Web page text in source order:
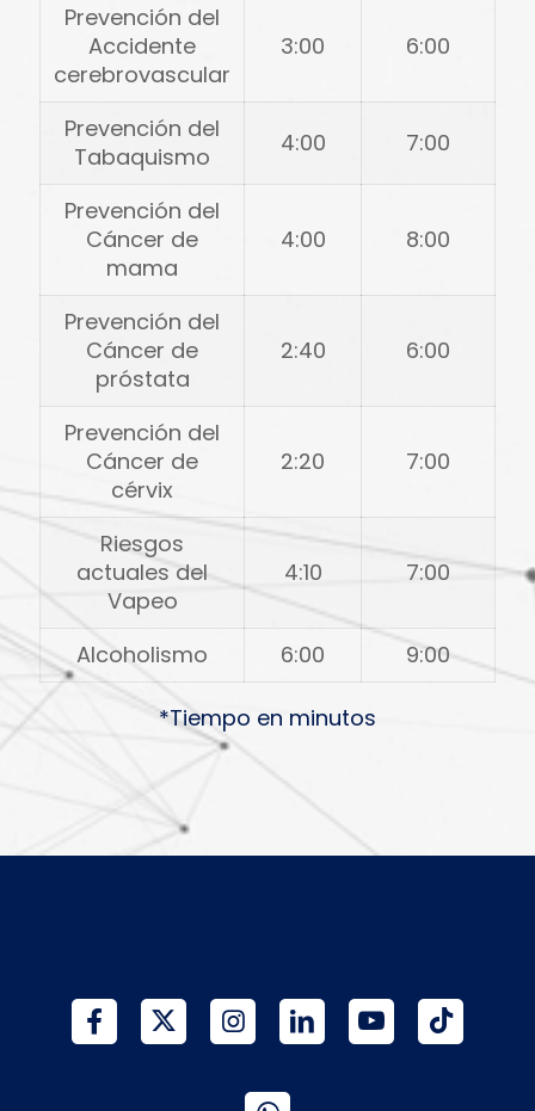
Prevención del
Accidente
cerebrovascular
3:00 6:00
Prevención del
Tabaquismo
4:00 7:00
Prevención del
Cáncer de
mama
4:00 8:00
Prevención del
Cáncer de
próstata
2:40 6:00
Prevención del
Cáncer de
cérvix
2:20 7:00
Riesgos
actuales del
Vapeo
4:10 7:00
Alcoholismo 6:00 9:00
*Tiempo en minutos